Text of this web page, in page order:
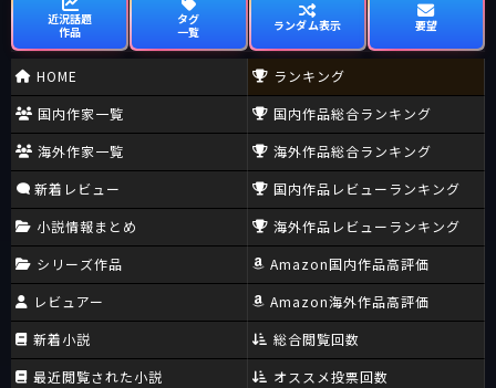
近況話題
作品
タグ
一覧
ランダム表示 要望
HOME
国内作家一覧
海外作家一覧
新着レビュー
小説情報まとめ
シリーズ作品
レビュアー
新着小説
最近閲覧された小説
ランキング
国内作品総合ランキング
海外作品総合ランキング
国内作品レビューランキング
海外作品レビューランキング
Amazon国内作品高評価
Amazon海外作品高評価
総合閲覧回数
オススメ投票回数